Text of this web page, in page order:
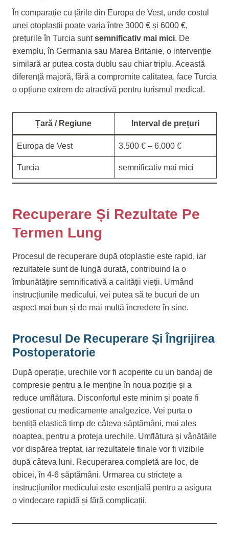
În comparație cu țările din Europa de Vest, unde costul
unei otoplastii poate varia între 3000 € și 6000 €,
prețurile în Turcia suntsemnificativ mai mici. De
exemplu, în Germania sau Marea Britanie, o intervenție
similară ar putea costa dublu sau chiar triplu. Această
diferență majoră, fără a compromite calitatea, face Turcia
o opțiune extrem de atractivă pentru turismul medical.
Țară / Regiune Interval de prețuri
Europa de Vest 3.500 € – 6.000 €
Turcia semnificativ mai mici
Recuperare Și Rezultate Pe
Termen Lung
Procesul de recuperare după otoplastie este rapid, iar
rezultatele sunt de lungă durată, contribuind la o
îmbunătățire semnificativă a calității vieții. Urmând
instrucțiunile medicului, vei putea să te bucuri de un
aspect mai bun și de mai multă încredere în sine.
Procesul De Recuperare Și Îngrijirea
Postoperatorie
După operație, urechile vor fi acoperite cu un bandaj de
compresie pentru a le menține în noua poziție și a
reduce umflătura. Disconfortul este minim și poate fi
gestionat cu medicamente analgezice. Vei purta o
bentiță elastică timp de câteva săptămâni, mai ales
noaptea, pentru a proteja urechile. Umflătura și vânătăile
vor dispărea treptat, iar rezultatele finale vor fi vizibile
după câteva luni. Recuperarea completă are loc, de
obicei, în 4-6 săptămâni. Urmarea cu strictețe a
instrucțiunilor medicului este esențială pentru a asigura
o vindecare rapidă și fără complicații.